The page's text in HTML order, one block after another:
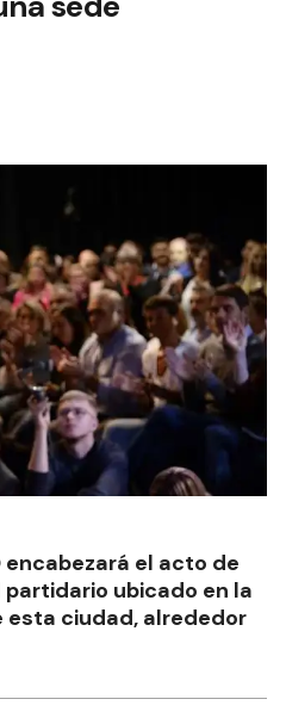
encabezará el acto de
ubicado en la
esta ciudad, alrededor